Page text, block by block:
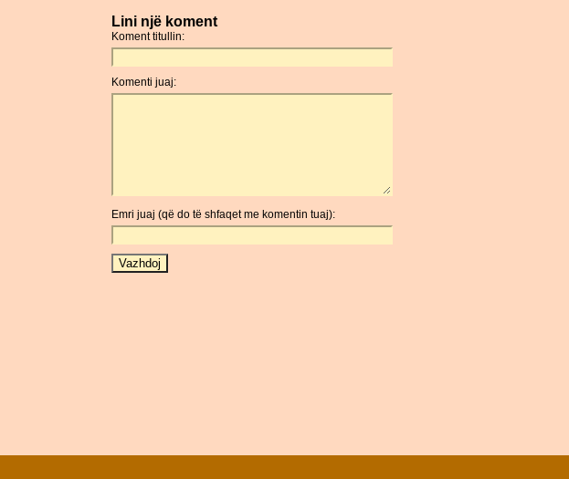
Lini një koment
Koment titullin:
Komenti juaj:
Emri juaj (që do të shfaqet me komentin tuaj):